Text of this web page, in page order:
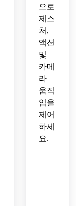
으로
제스
처,
액션
및
카메
라
움직
임을
제어
하세
요.